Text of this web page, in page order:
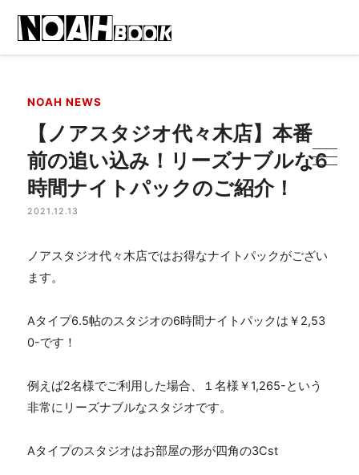
NOAH NEWS
【ノアスタジオ代々木店】本番
前の追い込み！リーズナブルな6
時間ナイトパックのご紹介！
2021.12.13
ノアスタジオ代々木店ではお得なナイトパックがござい
ます。
Aタイプ6.5帖のスタジオの6時間ナイトパックは￥2,53
0-です！
例えば2名様でご利用した場合、１名様￥1,265-という
非常にリーズナブルなスタジオです。
Aタイプのスタジオはお部屋の形が四角の3Cst